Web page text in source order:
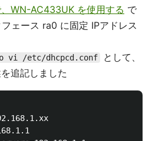
WN-AC433UK を使用する で
ェース ra0 に固定 IPアドレス
vi /etc/dhcpcd.conf
として、
追記しました